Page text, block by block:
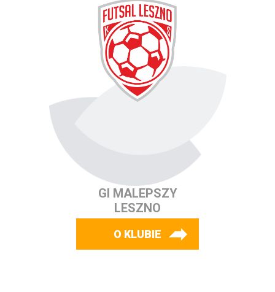
GI MALEPSZY
LESZNO
O KLUBIE